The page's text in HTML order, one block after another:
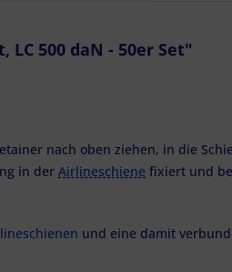
500 daN - 50er Set"
nach oben ziehen, in die
in der Airlineschiene fixiert und
und eine damit